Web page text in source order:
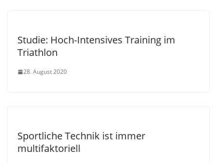
Studie: Hoch-Intensives Training im
Triathlon
28. August 2020
Sportliche Technik ist immer
multifaktoriell